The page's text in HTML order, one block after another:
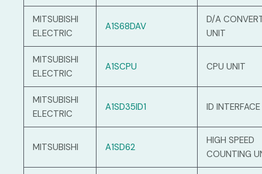
MITSUBISHI
ELECTRIC
A1S68DAV
D/A
UNIT
MITSUBISHI
ELECTRIC
A1SCPU CPU UNIT
MITSUBISHI
ELECTRIC
A1SD35ID1 ID
MITSUBISHI A1SD62
HIGH SPEED
COUNTING